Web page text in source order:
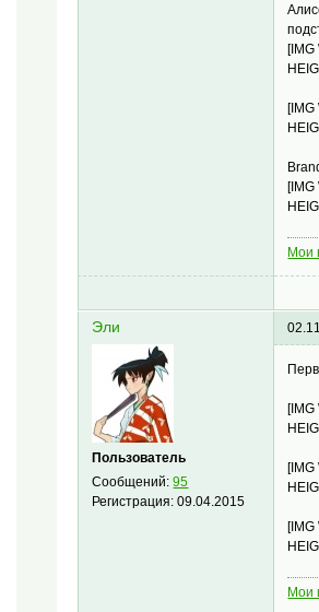
[IMG
[IMG
[IMG
Мои
Эли
Пользователь
Сообщений:95
Регистрация:09.04.2015
[IMG
[IMG
[IMG
Мои